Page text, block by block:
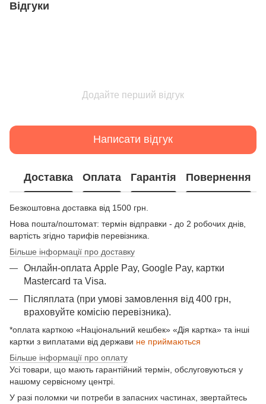
Відгуки
Додайте перший відгук
Написати відгук
Доставка Оплата Гарантія Повернення
Безкоштовна доставка від 1500 грн.
Нова пошта/поштомат: термін відправки - до 2 робочих днів,
вартість згідно тарифів перевізника.
Більше інформації про доставку
Онлайн-оплата Apple Pay, Google Pay, картки
Mastercard та Visа.
Післяплата (при умові замовлення від 400 грн,
враховуйте комісію перевізника).
*оплата карткою «Національний кешбек» «Дія картка» та інші
картки з виплатами від держави не приймаються
Більше інформації про оплату
Усі товари, що мають гарантійний термін, обслуговуються у
нашому сервісному центрі.
У разі поломки чи потреби в запасних частинах, звертайтесь